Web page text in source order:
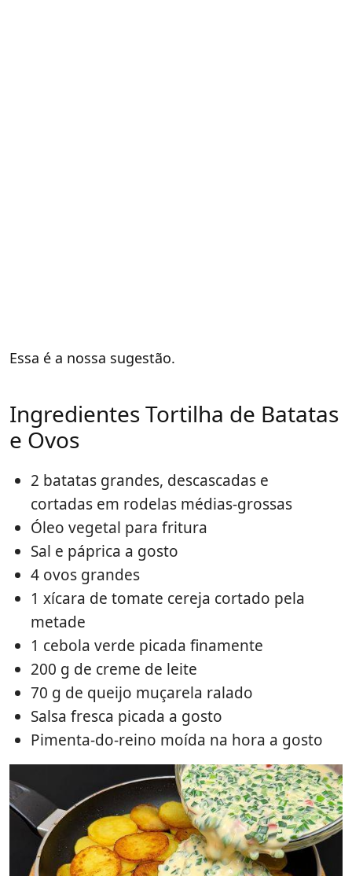
Essa é a nossa sugestão.
Ingredientes Tortilha de Batatas
e Ovos
2 batatas grandes, descascadas e
cortadas em rodelas médias-grossas
Óleo vegetal para fritura
Sal e páprica a gosto
4 ovos grandes
1 xícara de tomate cereja cortado pela
metade
1 cebola verde picada finamente
200 g de creme de leite
70 g de queijo muçarela ralado
Salsa fresca picada a gosto
Pimenta-do-reino moída na hora a gosto